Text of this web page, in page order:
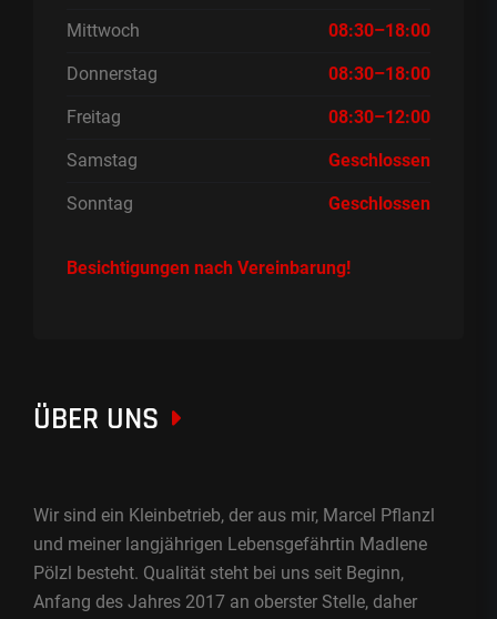
Mittwoch 08:30–18:00
Donnerstag 08:30–18:00
Freitag 08:30–12:00
Samstag Geschlossen
Sonntag Geschlossen
Besichtigungen nach Vereinbarung!
ÜBER UNS
Wir sind ein Kleinbetrieb, der aus mir, Marcel Pflanzl
und meiner langjährigen Lebensgefährtin Madlene
Pölzl besteht. Qualität steht bei uns seit Beginn,
Anfang des Jahres 2017 an oberster Stelle, daher